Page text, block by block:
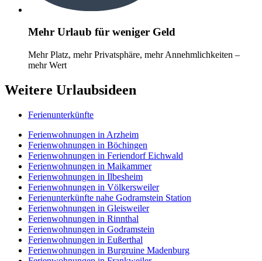
Mehr Urlaub für weniger Geld
Mehr Platz, mehr Privatsphäre, mehr Annehmlichkeiten –
mehr Wert
Weitere Urlaubsideen
Ferienunterkünfte
Ferienwohnungen in Arzheim
Ferienwohnungen in Böchingen
Ferienwohnungen in Feriendorf Eichwald
Ferienwohnungen in Maikammer
Ferienwohnungen in Ilbesheim
Ferienwohnungen in Völkersweiler
Ferienunterkünfte nahe Godramstein Station
Ferienwohnungen in Gleisweiler
Ferienwohnungen in Rinnthal
Ferienwohnungen in Godramstein
Ferienwohnungen in Eußerthal
Ferienwohnungen in Burgruine Madenburg